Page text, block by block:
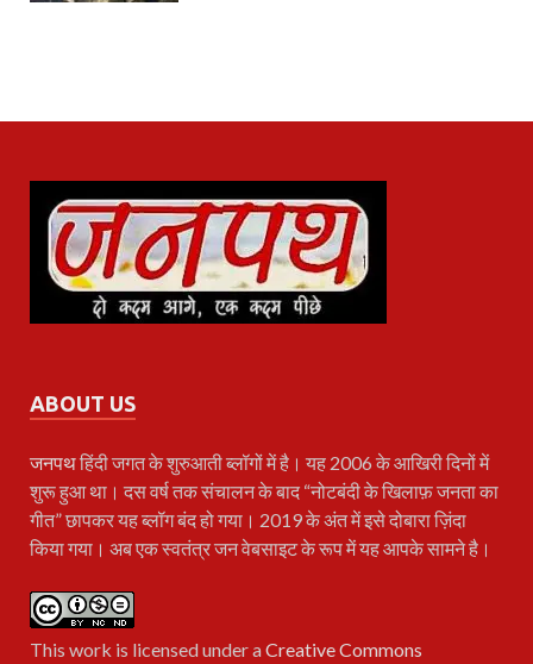
ABOUT US
जनपथहिंदी जगत के शुरुआती ब्लॉगों में है। यह 2006 के आखिरी दिनों में
शुरू हुआ था। दस वर्ष तक संचालन के बाद “नोटबंदी के खिलाफ़ जनता का
गीत” छापकर यह ब्लॉग बंद हो गया। 2019 के अंत में इसे दोबारा ज़िंदा
किया गया। अब एक स्वतंत्र जन वेबसाइट के रूप में यह आपके सामने है।
This work is licensed under aCreative Commons